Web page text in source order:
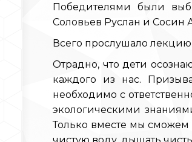
Победителями были
Соловьев Руслан и Сосин
Всего прослушало
Отрадно, что дети
каждого из нас.
необходимо с
экологическими
Только вместе мы сможем